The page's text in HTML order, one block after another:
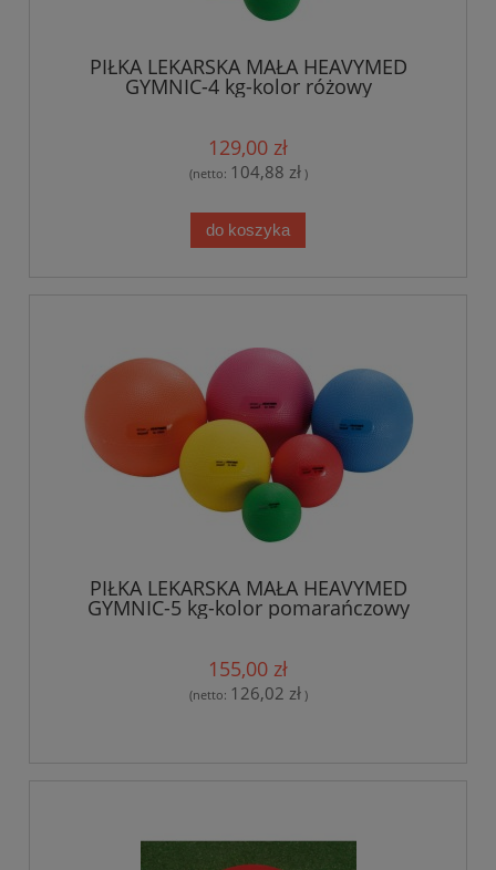
PIŁKA LEKARSKA MAŁA HEAVYMED
GYMNIC-4 kg-kolor różowy
129,00 zł
(netto: 104,88 zł)
do koszyka
PIŁKA LEKARSKA MAŁA HEAVYMED
GYMNIC-5 kg-kolor pomarańczowy
155,00 zł
(netto: 126,02 zł)